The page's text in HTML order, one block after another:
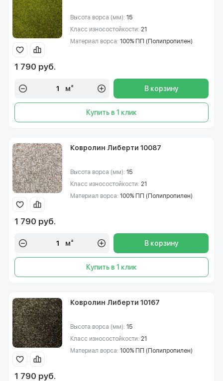
Высота ворса (мм): 15
Класс износостойкости: 21
Материал ворса: 100% ПП (Полипропилен)
1 790 руб.
м² В корзину
Купить в 1 клик
Ковролин Либерти 10087
Высота ворса (мм): 15
Класс износостойкости: 21
Материал ворса: 100% ПП (Полипропилен)
1 790 руб.
м² В корзину
Купить в 1 клик
Ковролин Либерти 10167
Высота ворса (мм): 15
Класс износостойкости: 21
Материал ворса: 100% ПП (Полипропилен)
1 790 руб.